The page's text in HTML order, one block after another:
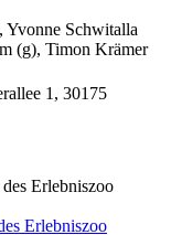
Yvonne Schwitalla
(g), Timon Krämer
1, 30175
Erlebniszoo
Erlebniszoo